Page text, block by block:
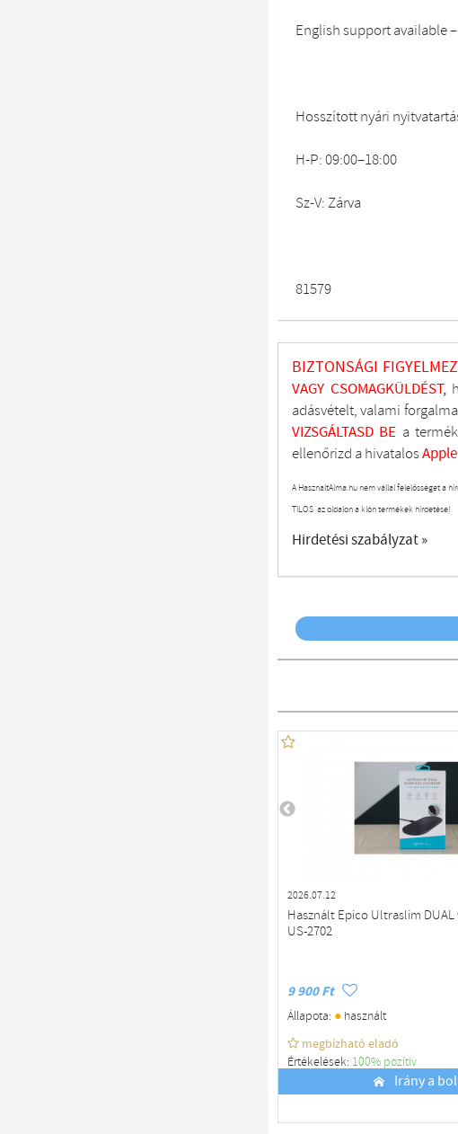
English support available
Hosszított nyári
H-P: 09:00–18:00
Sz-V: Zárva
81579
BIZTONSÁGI
VAGY CSOMAGKÜLDÉST,
adásvételt, valami
VIZSGÁLTASD BE a
ellenőrizd a hivatalos
A HasznaltAlma.hu nem vállal felelősséget a
TILOS az oldalon a klón termékek hirdetése!
Hirdetési szabályzat »
2026.07.12
Használt Epico Ultraslim
US-2702
9 900 Ft
Állapota: ●használt
megbízható eladó
Értékelések: 100% pozítiv
Irány a